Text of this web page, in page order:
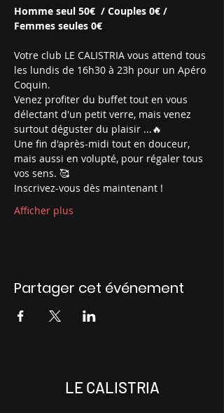
Homme seul 50€  / Couples 0€ /
Femmes seules 0€
Votre club LE CALISTRIA vous attend tous
les lundis de 16h30 à 23h pour un Apéro
Coquin.
Venez profiter du buffet tout en vous
délectant d'un petit verre, mais venez
surtout déguster du plaisir ...🔥
Une fin d'après-midi tout en douceur,
mais aussi en volupté, pour régaler tous
vos sens. 🥰
Inscrivez-vous dès maintenant !
Afficher plus
Partager cet événement
LE CALISTRIA